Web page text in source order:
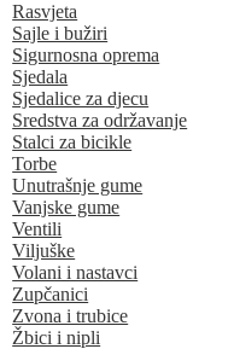
Rasvjeta
Sajle i bužiri
Sigurnosna oprema
Sjedala
Sjedalice za djecu
Sredstva za održavanje
Stalci za bicikle
Torbe
Unutrašnje gume
Vanjske gume
Ventili
Viljuške
Volani i nastavci
Zupčanici
Zvona i trubice
Žbici i nipli